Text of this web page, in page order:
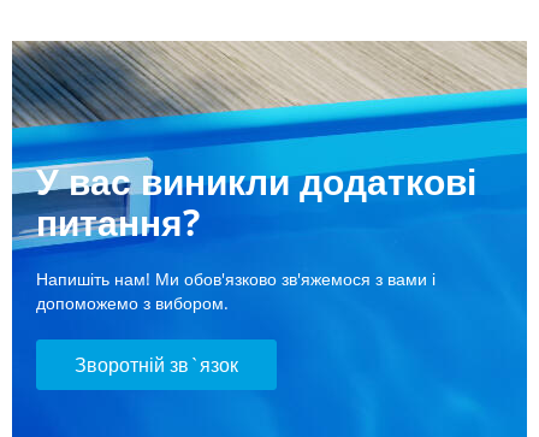
У вас виникли додаткові
питання?
Напишіть нам! Ми обов'язково зв'яжемося з вами і
допоможемо з вибором.
Зворотній зв`язок